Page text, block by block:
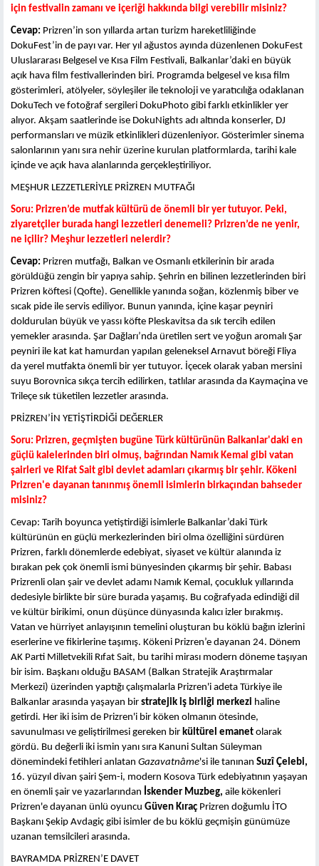
için festivalin zamanı ve içeriği hakkında bilgi verebilir misiniz?
Cevap: Prizren’in son yıllarda artan turizm hareketliliğinde
DokuFest’in de payı var. Her yıl ağustos ayında düzenlenen DokuFest
Uluslararası Belgesel ve Kısa Film Festivali, Balkanlar’daki en büyük
açık hava film festivallerinden biri. Programda belgesel ve kısa film
gösterimleri, atölyeler, söyleşiler ile teknoloji ve yaratıcılığa odaklanan
DokuTech ve fotoğraf sergileri DokuPhoto gibi farklı etkinlikler yer
alıyor. Akşam saatlerinde ise DokuNights adı altında konserler, DJ
performansları ve müzik etkinlikleri düzenleniyor. Gösterimler sinema
salonlarının yanı sıra nehir üzerine kurulan platformlarda, tarihi kale
içinde ve açık hava alanlarında gerçekleştiriliyor.
MEŞHUR LEZZETLERİYLE PRİZREN MUTFAĞI
Soru: Prizren’de mutfak kültürü de önemli bir yer tutuyor. Peki,
ziyaretçiler burada hangi lezzetleri denemeli? Prizren’de ne yenir,
ne içilir? Meşhur lezzetleri nelerdir?
Cevap: Prizren mutfağı, Balkan ve Osmanlı etkilerinin bir arada
görüldüğü zengin bir yapıya sahip. Şehrin en bilinen lezzetlerinden biri
Prizren köftesi (Qofte). Genellikle yanında soğan, közlenmiş biber ve
sıcak pide ile servis ediliyor. Bunun yanında, içine kaşar peyniri
doldurulan büyük ve yassı köfte Pleskavitsa da sık tercih edilen
yemekler arasında. Şar Dağları’nda üretilen sert ve yoğun aromalı Şar
peyniri ile kat kat hamurdan yapılan geleneksel Arnavut böreği Fliya
da yerel mutfakta önemli bir yer tutuyor. İçecek olarak yaban mersini
suyu Borovnica sıkça tercih edilirken, tatlılar arasında da Kaymaçina ve
Trileçe sık tüketilen lezzetler arasında.
PRİZREN’İN YETİŞTİRDİĞİ DEĞERLER
Soru: Prizren, geçmişten bugüne Türk kültürünün Balkanlar'daki en
güçlü kalelerinden biri olmuş, bağrından Namık Kemal gibi vatan
şairleri ve Rifat Sait gibi devlet adamları çıkarmış bir şehir. Kökeni
Prizren'e dayanan tanınmış önemli isimlerin birkaçından bahseder
misiniz?
Cevap: Tarih boyunca yetiştirdiği isimlerle Balkanlar’daki Türk
kültürünün en güçlü merkezlerinden biri olma özelliğini sürdüren
Prizren, farklı dönemlerde edebiyat, siyaset ve kültür alanında iz
bırakan pek çok önemli ismi bünyesinden çıkarmış bir şehir. Babası
Prizrenli olan şair ve devlet adamı Namık Kemal, çocukluk yıllarında
dedesiyle birlikte bir süre burada yaşamış. Bu coğrafyada edindiği dil
ve kültür birikimi, onun düşünce dünyasında kalıcı izler bırakmış.
Vatan ve hürriyet anlayışının temelini oluşturan bu köklü bağın izlerini
eserlerine ve fikirlerine taşımış. Kökeni Prizren’e dayanan 24. Dönem
AK Parti Milletvekili Rıfat Sait, bu tarihi mirası modern döneme taşıyan
bir isim. Başkanı olduğu BASAM (Balkan Stratejik Araştırmalar
Merkezi) üzerinden yaptığı çalışmalarla Prizren'i adeta Türkiye ile
Balkanlar arasında yaşayan bir stratejik iş birliği merkezi haline
getirdi. Her iki isim de Prizren'i bir köken olmanın ötesinde,
savunulması ve geliştirilmesi gereken bir kültürel emanet olarak
gördü. Bu değerli iki ismin yanı sıra Kanuni Sultan Süleyman
dönemindeki fetihleri anlatan Gazavatnâme'si ile tanınan Suzî Çelebi,
16. yüzyıl divan şairi Şem-i, modern Kosova Türk edebiyatının yaşayan
en önemli şair ve yazarlarından İskender Muzbeg, aile kökenleri
Prizren'e dayanan ünlü oyuncu Güven Kıraç Prizren doğumlu İTO
Başkanı Şekip Avdagiç gibi isimler de bu köklü geçmişin günümüze
uzanan temsilcileri arasında.
BAYRAMDA PRİZREN’E DAVET